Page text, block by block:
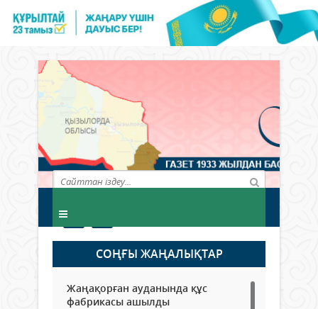
СОҢҒЫ ЖАҢАЛЫҚТАР
Жаңақорған ауданында құс
фабрикасы ашылды